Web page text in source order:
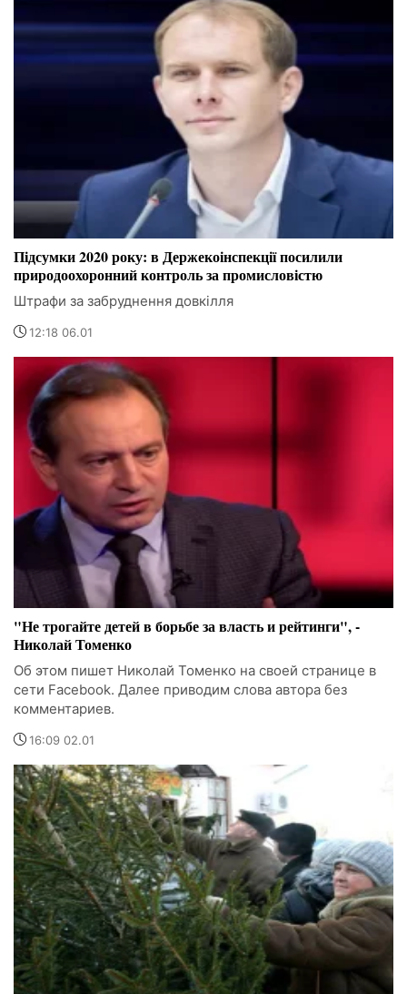
Підсумки 2020 року: в Держекоінспекції посилили
природоохоронний контроль за промисловістю
Штрафи за забруднення довкілля
12:18 06.01
"Не трогайте детей в борьбе за власть и рейтинги", -
Николай Томенко
Об этом пишет Николай Томенко на своей странице в
сети Facebook. Далее приводим слова автора без
комментариев.
16:09 02.01